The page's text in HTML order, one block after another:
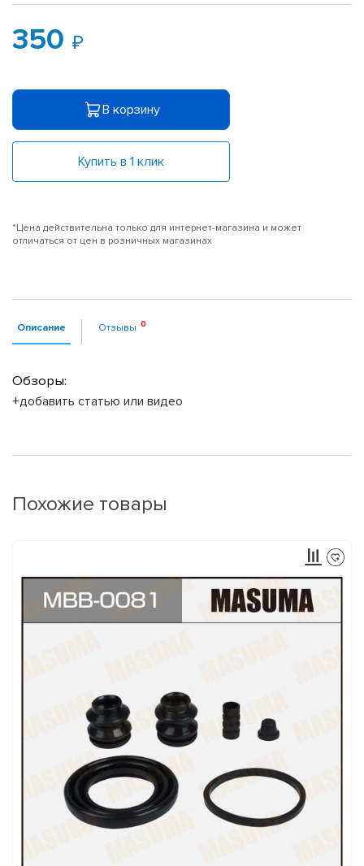
350
В корзину
Купить в 1 клик
*Цена действительна только для интернет-магазина и может
отличаться от цен в розничных магазинах
Описание Отзывы
Обзоры:
+добавить статью или видео
Похожие товары